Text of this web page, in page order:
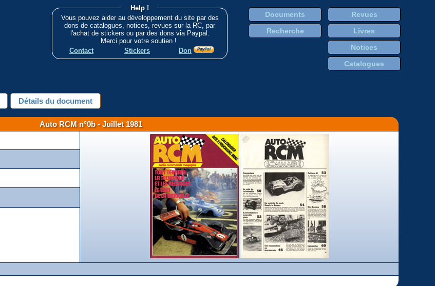
Help !
Vous pouvez aider au développement du site par des
dons de catalogues, notices, revues sur la RC, par
l'achat de stickers ou par des dons via Paypal.
Merci pour votre soutien !
Contact
Stickers Don
Documents
Recherche
Revues
Livres
Notices
Catalogues
Détails du document
Auto RCM n°0b - Juillet 1981